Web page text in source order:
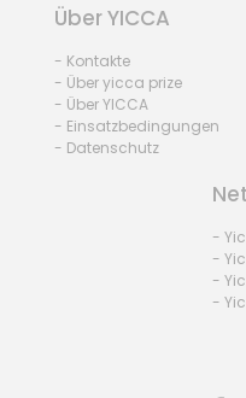
Über YICCA
- Kontakte
- Über yicca prize
- Über YICCA
- Einsatzbedingungen
- Datenschutz
-
-
-
-